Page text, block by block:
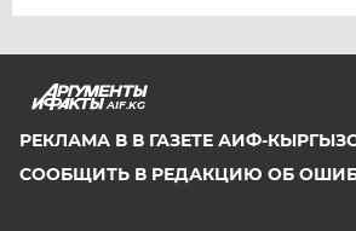
AIF.KG
РЕКЛАМА В В ГАЗЕТЕ АИФ-
СООБЩИТЬ В РЕДАКЦИЮ ОБ